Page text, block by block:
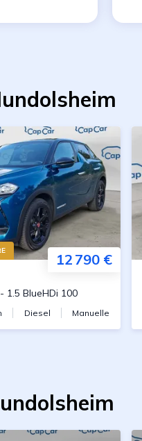
12 790 €
- 1.5 BlueHDi 100
Diesel Manuelle